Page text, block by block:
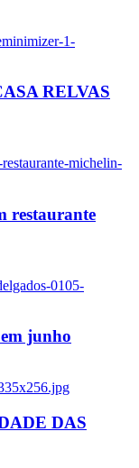
1-
RELVAS
michelin-
restaurante
0105-
junho
DAS